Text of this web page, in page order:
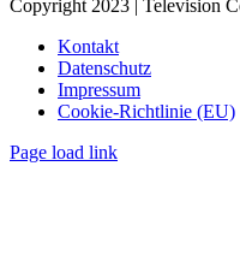
Copyright 2023 | Television
Kontakt
Datenschutz
Impressum
Cookie-Richtlinie (EU)
Page load link